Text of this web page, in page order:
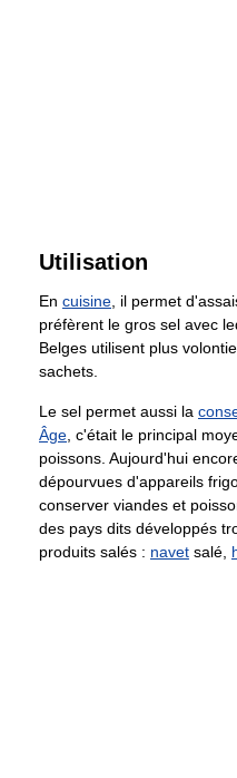
Utilisation
En cuisine , il permet
préfèrent le gros sel avec
Belges utilisent plus
sachets.
Le sel permet aussi la
Âge , c'était le principal
poissons. Aujourd'hui
dépourvues d'appareils
conserver viandes et
des pays dits développés
produits salés : navet salé,